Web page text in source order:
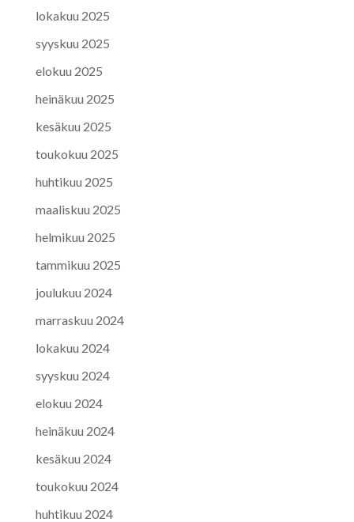
lokakuu 2025
syyskuu 2025
elokuu 2025
heinäkuu 2025
kesäkuu 2025
toukokuu 2025
huhtikuu 2025
maaliskuu 2025
helmikuu 2025
tammikuu 2025
joulukuu 2024
marraskuu 2024
lokakuu 2024
syyskuu 2024
elokuu 2024
heinäkuu 2024
kesäkuu 2024
toukokuu 2024
huhtikuu 2024